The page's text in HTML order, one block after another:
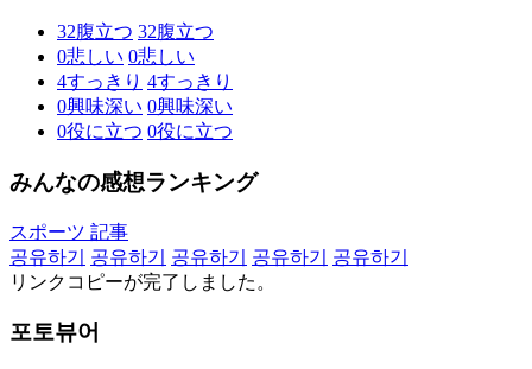
32腹立つ 32腹立つ
0悲しい 0悲しい
4すっきり 4すっきり
0興味深い 0興味深い
0役に立つ 0役に立つ
みんなの感想ランキング
スポーツ 記事
공유하기
공유하기 공유하기 공유하기
공유하기
リンクコピーが完了しました。
포토뷰어